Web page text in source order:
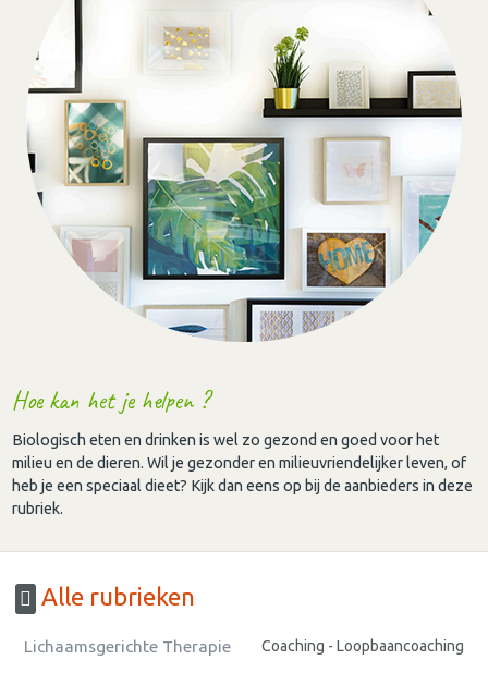
Hoe kan het je helpen ?
Biologisch eten en drinken is wel zo gezond en goed voor het
milieu en de dieren. Wil je gezonder en milieuvriendelijker leven, of
heb je een speciaal dieet? Kijk dan eens op bij de aanbieders in deze
rubriek.
Alle rubrieken
Lichaamsgerichte Therapie Coaching - Loopbaancoaching